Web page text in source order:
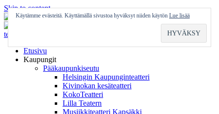
Skip to content
Etusivu
Kaupungit
Pääkaupunkiseutu
Helsingin Kaupunginteatteri
Kivinokan kesäteatteri
KokoTeatteri
Lilla Teatern
Musiikkiteatteri Kapsäkki
Käytämme evästeitä. Käyttämällä sivustoa hyväksyt niiden käytön Lue lisää